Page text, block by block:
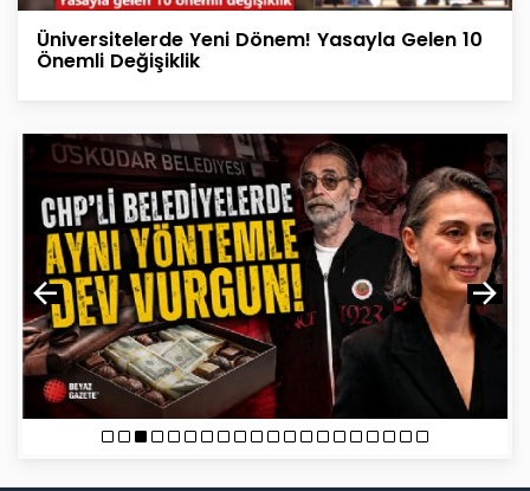
Üniversitelerde Yeni Dönem! Yasayla Gelen 10
Önemli Değişiklik